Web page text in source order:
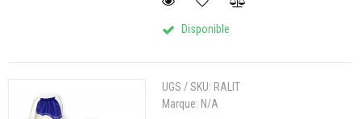
Disponible
UGS / SKU: RALIT
Marque: N/A